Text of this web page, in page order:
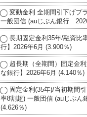
変動金利 全期間引下げプ
一般団信 (auじぶん銀行
長期固定金利35年/融資比
行】2026年6月 (3.900％)
超長期（全期間）固定金
な銀行】2026年6月 (4.140％)
固定金利(35年)/当初期間
率8割超) 一般団信 (auじぶん
(4.626％)